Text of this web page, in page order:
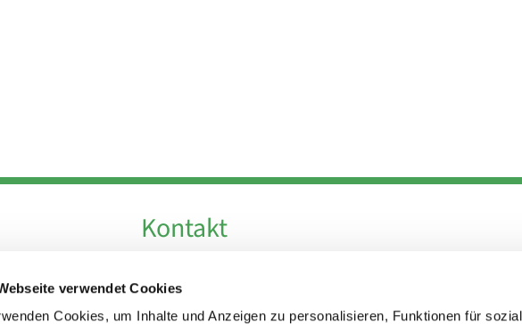
verwendet Cookies
Cookies, um Inhalte und Anzeigen zu personalisieren, Funktionen für
Kontakt
Fax +49 30 924 54 18
E-Mailinfo@theresa-von-avila-berlin.de